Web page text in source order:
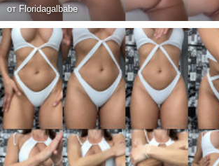
от Floridagalbabe